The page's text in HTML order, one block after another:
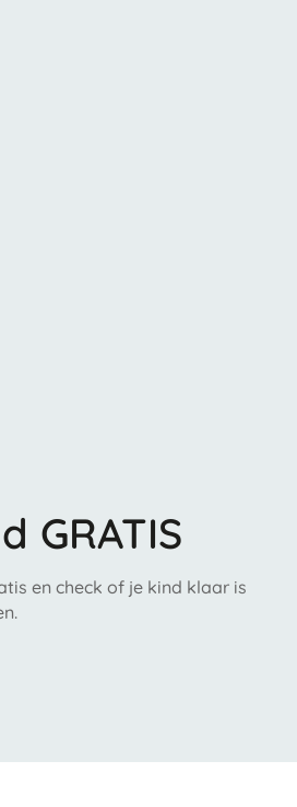
GRATIS
en check of je kind klaar is